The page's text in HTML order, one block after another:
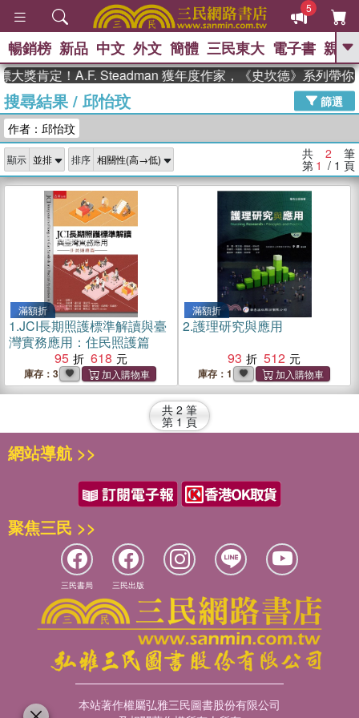
5
GO
高希均教授回憶錄
、 The Odyssey 、 父親節 、 花開錦
李登輝時代 、 數學女孩：黎曼猜想
、
如果歷史是一
群喵 、 臺灣漫遊錄
暢銷榜 新品 中文 外文 簡體 三民東大 電子書 親子
獎肯定！A.F. Steadman 獲年度作家，《史坎德》系列帶你
搜尋結果/ 邱怡玟
篩選
作者：邱怡玟
顯示 排序 共 2 筆
第 1 / 1 頁
滿額折
1.JCI長期照護標準解讀與臺
灣實務應用：住民照護篇
95
618
庫存：3
滿額折
2.護理研究與應用
93
512
庫存：1
共 2 筆
第 1 頁
網站導航 >>
聚焦三民 >>
三民書局 三民出版
本站著作權屬弘雅三民圖書股份有限公司